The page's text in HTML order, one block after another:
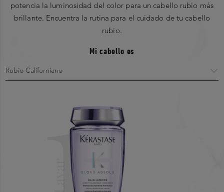
potencia la luminosidad del color para un cabello rubio más
brillante. Encuentra la rutina para el cuidado de tu cabello
rubio.
Mi cabello es
1